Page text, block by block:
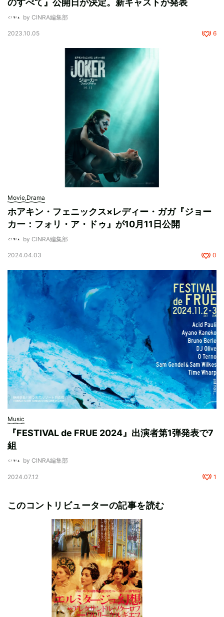
のすべて』公開日が決定。新キャストが発表
by CINRA編集部
2023.10.05 6
Movie,Drama
ホアキン・フェニックス×レディー・ガガ『ジョー
カー：フォリ・ア・ドゥ』が10月11日公開
by CINRA編集部
2024.04.03 0
Music
『FESTIVAL de FRUE 2024』出演者第1弾発表で7
組
by CINRA編集部
2024.07.12 1
このコントリビューターの記事を読む